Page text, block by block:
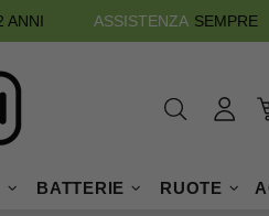
ANNI ASSISTENZA SEMPRE
BATTERIE RUOTE